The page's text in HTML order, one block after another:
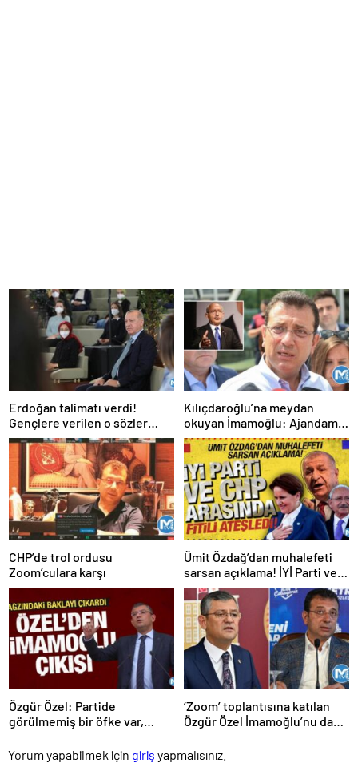
Erdoğan talimatı verdi!
Gençlere verilen o sözler
tutuluyor
Kılıçdaroğlu’na meydan
okuyan İmamoğlu: Ajandamız
olacak ama belli bir günü yok
CHP’de trol ordusu
Zoom’culara karşı
Ümit Özdağ’dan muhalefeti
sarsan açıklama! İYİ Parti ve
CHP arasında fitili ateşledi!
Özgür Özel: Partide
görülmemiş bir öfke var,
‘Zoom’ toplantısına katılan
Özgür Özel İmamoğlu’nu da
Yorum yapabilmek için giriş yapmalısınız.